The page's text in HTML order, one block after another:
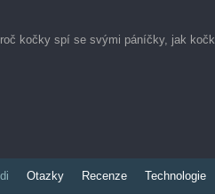
kočky spí se svými páníčky, jak
Otazky Recenze Technologie